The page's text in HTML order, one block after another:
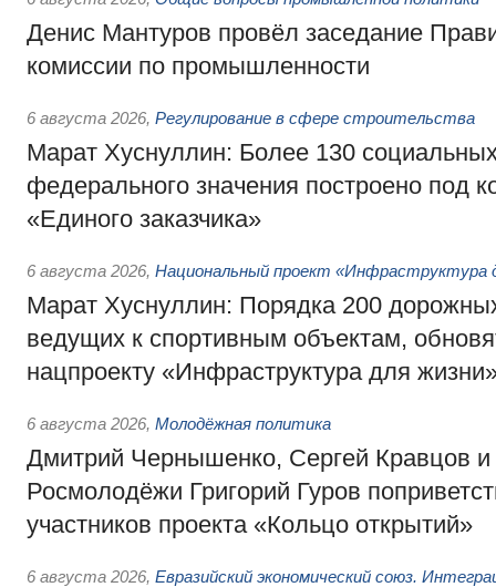
Денис Мантуров провёл заседание
комиссии по промышленности
6 августа 2026, Регулирование в сфере строительства
Марат Хуснуллин: Более 130
федерального значения построено под
«Единого заказчика»
6 августа 2026, Национальный проект «Инфраструктура
Марат Хуснуллин: Порядка 200
ведущих к спортивным объектам,
нацпроекту «Инфраструктура для
6 августа 2026, Молодёжная политика
Дмитрий Чернышенко, Сергей Кравцов и
Росмолодёжи Григорий Гуров
участников проекта «Кольцо открытий»
6 августа 2026, Евразийский экономический союз.